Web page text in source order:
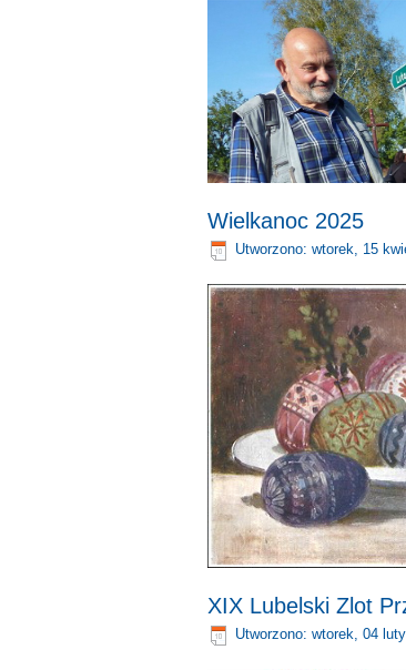
Wielkanoc 2025
Utworzono: wtorek, 15
XIX Lubelski Zlot
Utworzono: wtorek, 04